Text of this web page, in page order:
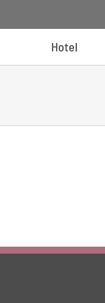
Hotel